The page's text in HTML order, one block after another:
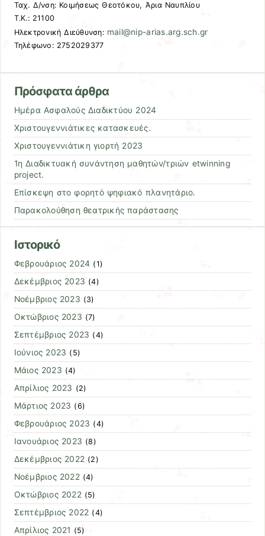
Ταχ. Δ/νση: Κοιμήσεως Θεοτόκου, Άρια Ναυπλίου
Τ.Κ.: 21100
Ηλεκτρονική Διεύθυνση: mail@nip-arias.arg.sch.gr
Τηλέφωνο: 2752029377
Πρόσφατα άρθρα
Ημέρα Ασφαλούς Διαδικτύου 2024
Χριστουγεννιάτικες κατασκευές.
Χριστουγεννιάτικη γιορτή 2023
1η Διαδικτυακή συνάντηση μαθητών/τριών etwinning
project.
Επίσκεψη στο φορητό ψηφιακό πλανητάριο.
Παρακολούθηση θεατρικής παράστασης
Ιστορικό
Φεβρουάριος 2024 (1)
Δεκέμβριος 2023 (4)
Νοέμβριος 2023 (3)
Οκτώβριος 2023 (7)
Σεπτέμβριος 2023 (4)
Ιούνιος 2023 (5)
Μάιος 2023 (4)
Απρίλιος 2023 (2)
Μάρτιος 2023 (6)
Φεβρουάριος 2023 (4)
Ιανουάριος 2023 (8)
Δεκέμβριος 2022 (2)
Νοέμβριος 2022(4)
Οκτώβριος 2022(5)
Σεπτέμβριος 2022 (4)
Απρίλιος 2021 (5)